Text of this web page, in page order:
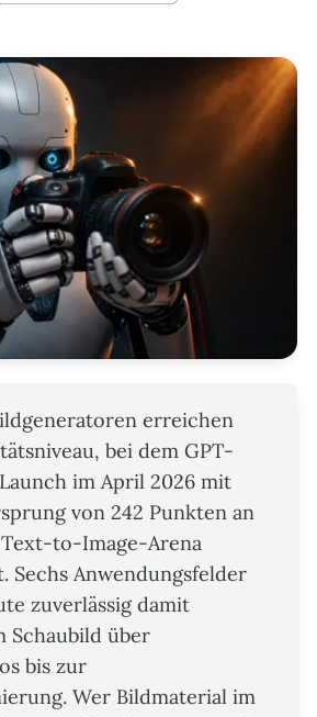
erreichen
bei dem GPT-
im April 2026 mit
von 242 Punkten an
to-Image-Arena
Sechs Anwendungsfelder
zuverlässig damit
Schaubild über
bis zur
Wer Bildmaterial im